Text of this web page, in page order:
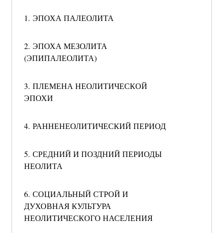
1. ЭПОХА ПАЛЕОЛИТА
2. ЭПОХА МЕЗОЛИТА
(ЭПИПАЛЕОЛИТА)
3. ПЛЕМЕНА НЕОЛИТИЧЕСКОЙ
ЭПОХИ
4. РАННЕНЕОЛИТИЧЕСКИЙ ПЕРИОД
5. СРЕДНИЙ И ПОЗДНИЙ ПЕРИОДЫ
НЕОЛИТА
6. СОЦИАЛЬНЫЙ СТРОЙ И
ДУХОВНАЯ КУЛЬТУРА
НЕОЛИТИЧЕСКОГО НАСЕЛЕНИЯ